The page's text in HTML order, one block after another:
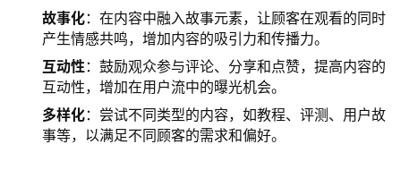
故事化：在内容中融入故事元素，让顾客在观看的同时
产生情感共鸣，增加内容的吸引力和传播力。
互动性 ：鼓励观众参与评论、分享和点赞，提高内容的
互动性，增加在用户流中的曝光机会。
多样化：尝试不同类型的内容，如教程、评测、用户故
事等，以满足不同顾客的需求和偏好。